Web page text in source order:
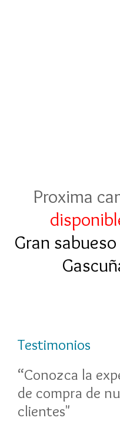
Proxima
Gran
Testimonios
“Conozca la
de compra de
clientes"